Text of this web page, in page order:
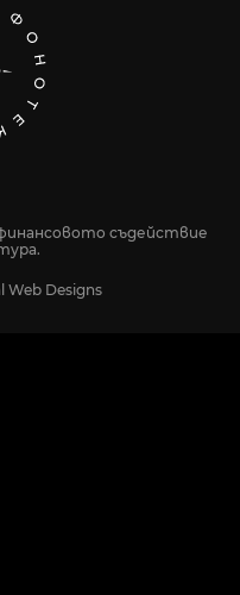
съдействие
Web Designs